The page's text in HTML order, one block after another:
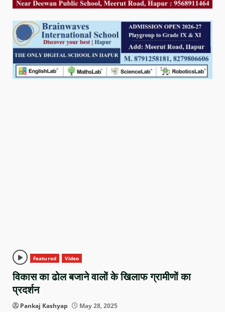
Featured Video
विकास का ढोल बजाने वालों के खिलाफ ग्रामीणों का
प्रदर्शन
Pankaj Kashyap May 28, 2025